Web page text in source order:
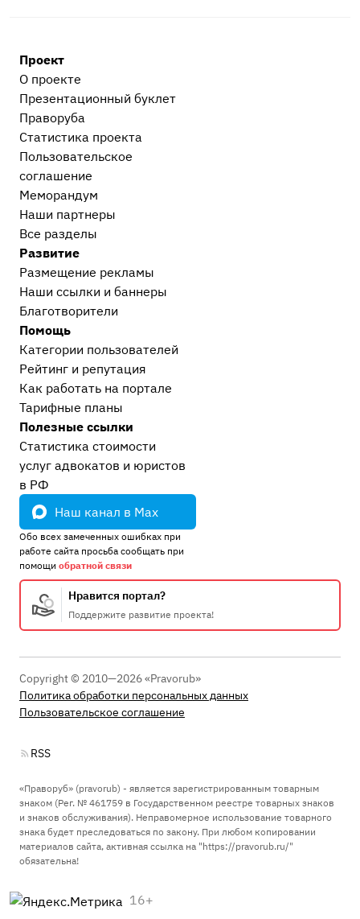
Проект
О проекте
Презентационный букл​ет
Праворуба
Статистика проекта
Пользовательское
соглашение
Меморандум
Наши партнеры
Все разделы
Развитие
Размещение рекламы
Наши ссылки и баннеры
Благотворители
Помощь
Категории пользователей
Рейтинг и репутация
Как работать на портале
Тарифные планы
Полезные ссылки
Статистика стоимости
услуг адвокатов и юристов
в РФ
Наш канал в Max
Обо всех замеченных ошибках при
работе сайта просьба сообщать при
помощи обратной связи
Нравится портал?
Поддержите развитие проекта!
Copyright © 2010—2026 «Pravorub»
Политика обработки персональных данных
Пользовательское соглашение
RSS
«Праворуб» (pravorub) - является зарегистрированным товарным
знаком (Рег. № 461759 в Государственном реестре товарных знаков
и знаков обслуживания). Неправомерное использование товарного
знака будет преследоваться по закону. При любом копировании
материалов сайта, активная ссылка на "https://pravorub.ru/"
обязательна!
16+